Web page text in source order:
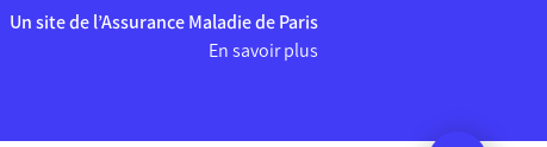
Un site de l’Assurance Maladie de Paris
En savoir plus